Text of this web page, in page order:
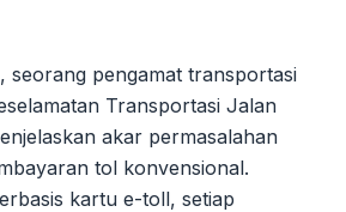
seorang pengamat transportasi
Transportasi Jalan
akar permasalahan
tol konvensional.
kartu e-toll, setiap